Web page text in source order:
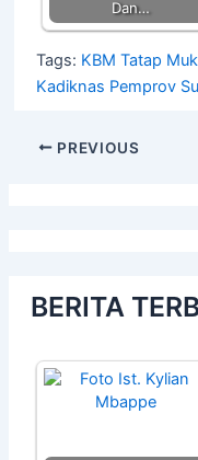
Dan…
Tags: KBM Tatap
Kadiknas Pemprov
PREVIOUS
BERITA